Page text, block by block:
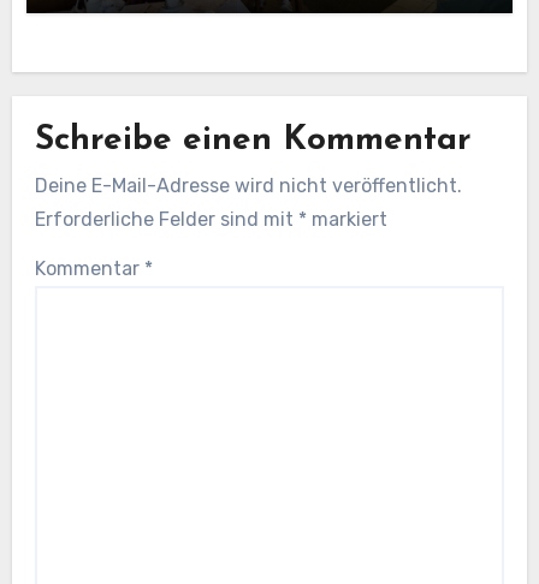
Schreibe einen Kommentar
Deine E-Mail-Adresse wird nicht veröffentlicht.
Erforderliche Felder sind mit * markiert
Kommentar *